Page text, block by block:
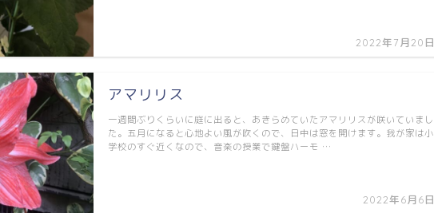
2022年7月20日
アマリリス
2022年6月6日
一週間ぶりくらいに庭に出ると、あきらめていたアマリリスが咲いていまし
た。五月になると心地よい風が吹くので、日中は窓を開けます。我が家は小
学校のすぐ近くなので、音楽の授業で鍵盤ハーモ …